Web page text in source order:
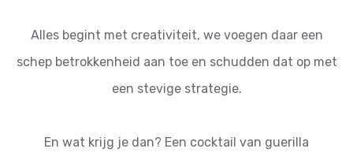
Alles begint met creativiteit, we voegen daar een
schep betrokkenheid aan toe en schudden dat op met
een stevige strategie.
En wat krijg je dan? Een cocktail van guerilla